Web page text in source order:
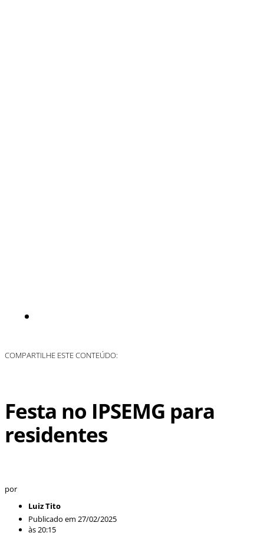
COMPARTILHE ESTE CONTEÚDO:
Festa no IPSEMG para
residentes
por
Luiz Tito
Publicado em 27/02/2025
às20:15